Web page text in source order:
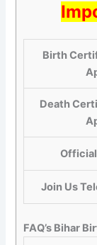
Birth
Death
Join Us
FAQ’s Bihar